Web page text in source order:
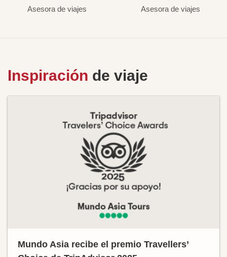
Asesora de viajes Asesora de viajes
Inspiración de viaje
Mundo Asia recibe el premio Travellers’